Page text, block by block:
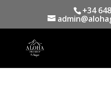
+34
productos